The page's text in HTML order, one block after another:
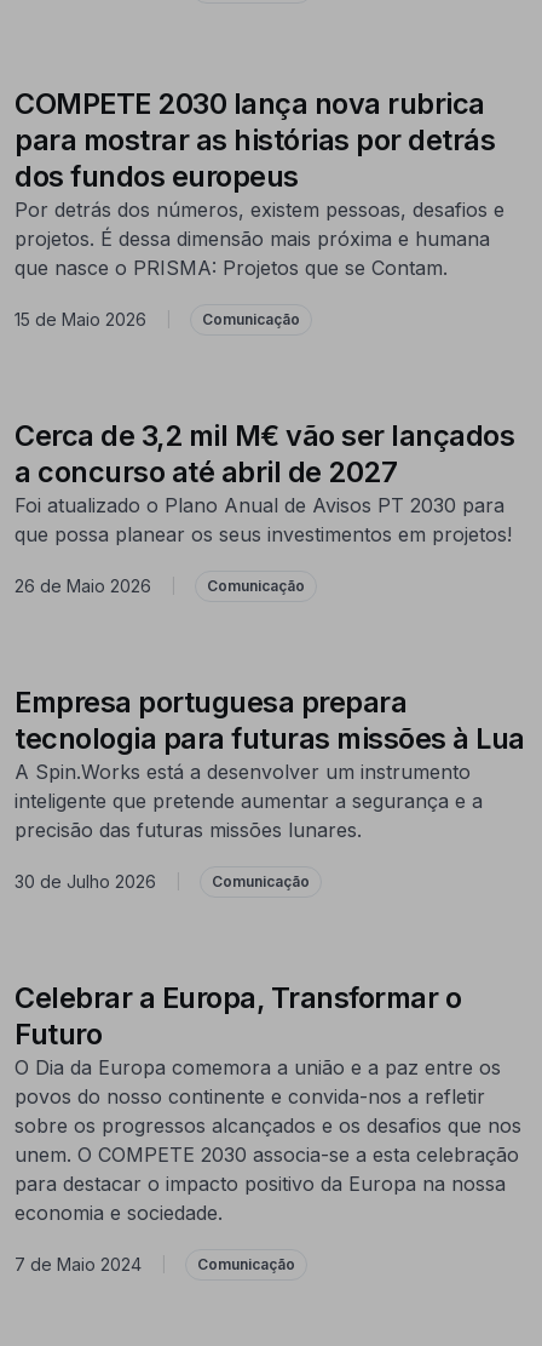
COMPETE 2030 lança nova rubrica
para mostrar as histórias por detrás
dos fundos europeus
Por detrás dos números, existem pessoas, desafios e
projetos. É dessa dimensão mais próxima e humana
que nasce o PRISMA: Projetos que se Contam.
15 de Maio 2026 Comunicação
Cerca de 3,2 mil M€ vão ser lançados
a concurso até abril de 2027
Foi atualizado o Plano Anual de Avisos PT 2030 para
que possa planear os seus investimentos em projetos!
26 de Maio 2026 Comunicação
Empresa portuguesa prepara
tecnologia para futuras missões à Lua
A Spin.Works está a desenvolver um instrumento
inteligente que pretende aumentar a segurança e a
precisão das futuras missões lunares.
30 de Julho 2026 Comunicação
Celebrar a Europa, Transformar o
Futuro
O Dia da Europa comemora a união e a paz entre os
povos do nosso continente e convida-nos a refletir
sobre os progressos alcançados e os desafios que nos
unem. O COMPETE 2030 associa-se a esta celebração
para destacar o impacto positivo da Europa na nossa
economia e sociedade.
7 de Maio 2024 Comunicação